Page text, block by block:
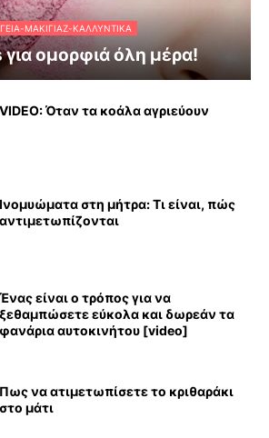
ΜΑΚΙΓΙΆΖ-ΚΑΛΛΥΝΤΙΚΆ
ομορφιά όλη μέρα!
VIDEO: Όταν τα κοάλα αγριεύουν
Ινομυώματα στη μήτρα: Τι είναι, πώς
αντιμετωπίζονται
Ένας είναι ο τρόπος για να
ξεθαμπώσετε εύκολα και δωρεάν τα
φανάρια αυτοκινήτου [video]
Πως να ατιμετωπίσετε το κριθαράκι
στο μάτι